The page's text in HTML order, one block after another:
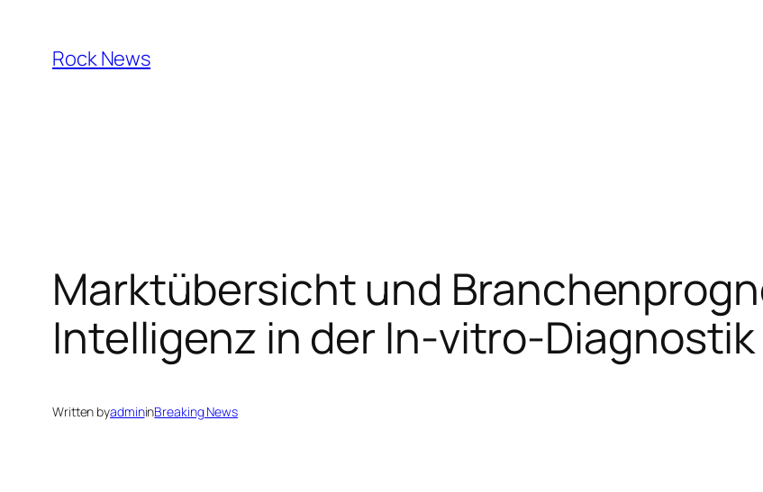
content
Rock News
Marktübersicht und
Intelligenz in der In-vitro-Diagnostik
Written byadmininBreaking News